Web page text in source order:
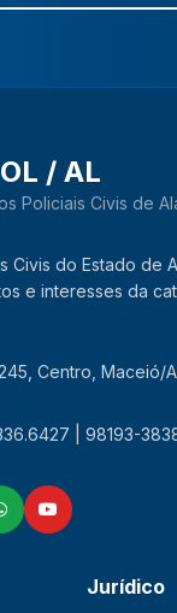
/ AL
Policiais Civis de
Civis do Estado de
e interesses da
Centro, Maceió/
| 98193-
Jurídico